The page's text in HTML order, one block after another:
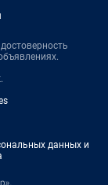
.
данных и